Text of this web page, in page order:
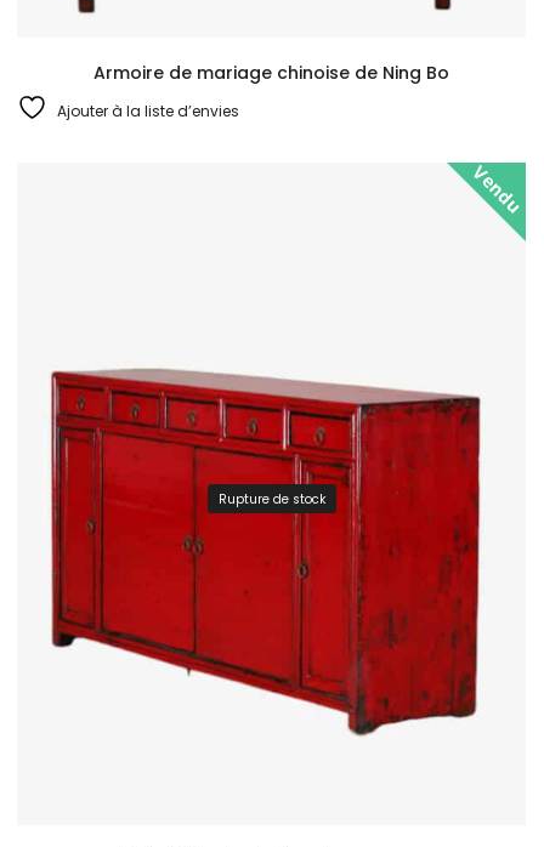
Armoire de mariage chinoise de Ning Bo
Ajouter à la liste d’envies
Vendu
Rupture de stock